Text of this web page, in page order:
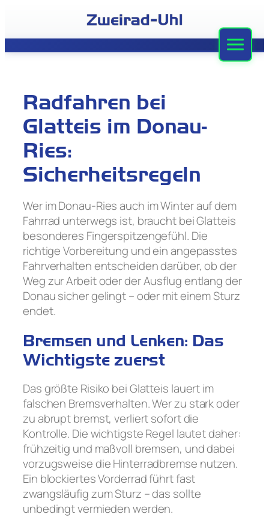
springen
Stellenangebote
Kontakt
Radfahren bei
Glatteis im Donau-
Ries:
Sicherheitsregeln
Wer im Donau-Ries auch im Winter auf dem
Fahrrad unterwegs ist, braucht bei Glatteis
besonderes Fingerspitzengefühl. Die
richtige Vorbereitung und ein angepasstes
Fahrverhalten entscheiden darüber, ob der
Weg zur Arbeit oder der Ausflug entlang der
Donau sicher gelingt – oder mit einem Sturz
endet.
Bremsen und Lenken: Das
Wichtigste zuerst
Das größte Risiko bei Glatteis lauert im
falschen Bremsverhalten. Wer zu stark oder
zu abrupt bremst, verliert sofort die
Kontrolle. Die wichtigste Regel lautet daher:
frühzeitig und maßvoll bremsen, und dabei
vorzugsweise die Hinterradbremse nutzen.
Ein blockiertes Vorderrad führt fast
zwangsläufig zum Sturz – das sollte
unbedingt vermieden werden.